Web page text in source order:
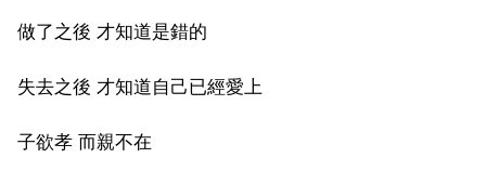
做了之後 才知道是錯的
失去之後 才知道自己已經愛上
子欲孝 而親不在